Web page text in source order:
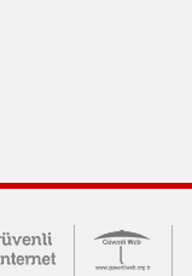
Merkezi
Güvende (yeni
Güvenli